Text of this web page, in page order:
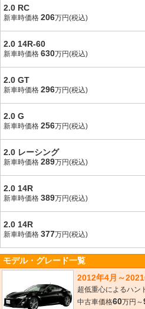
2.0 RC
新車時価格 206万円(税込)
2.0 14R-60
新車時価格 630万円(税込)
2.0 GT
新車時価格 296万円(税込)
2.0 G
新車時価格 256万円(税込)
2.0 レーシング
新車時価格 289万円(税込)
2.0 14R
新車時価格 389万円(税込)
2.0 14R
新車時価格 377万円(税込)
モデル・グレード一覧
2012年4月～2021
超低重心によるハン
中古車価格60万円～